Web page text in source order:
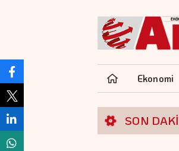
Ekonomi
SON